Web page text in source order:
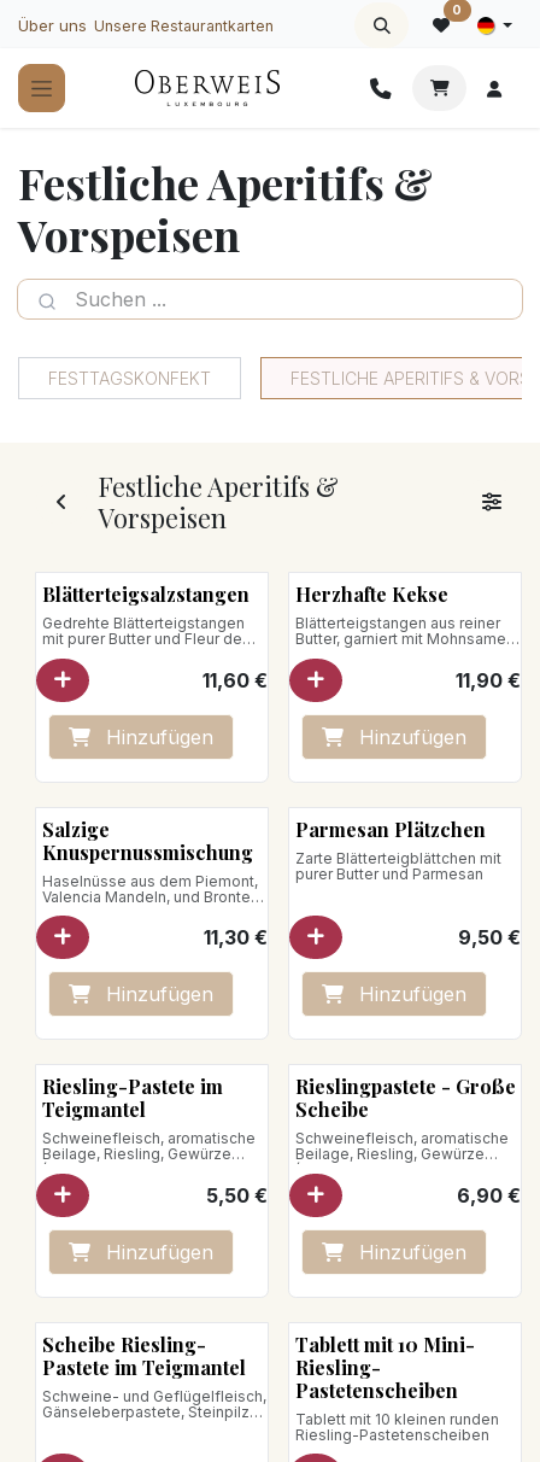
Zum Inhalt springen
Über uns Unsere Restaurantkarten
0
Festliche Aperitifs &
Vorspeisen
FESTTAGSKONFEKT FESTLICHE APERITIFS &
Festliche Aperitifs &
Vorspeisen
Blätterteigsalzstangen
Gedrehte Blätterteigstangen
mit purer Butter und Fleur de
Sel
11,60€
Hinzufügen
Herzhafte Kekse
Blätterteigstangen aus reiner
Butter, garniert mit Mohnsamen,
Sesam, provenzalischen
Kräutern und Gruyère
11,90€
Hinzufügen
Salzige
Knuspernussmischung
Haselnüsse aus dem Piemont,
Valencia Mandeln, und Bronte-
Sizilien Pistazien, geröstet und
gesalzen
veganes Produkt
11,30€
Hinzufügen
Parmesan Plätzchen
Zarte Blätterteigblättchen mit
purer Butter und Parmesan
9,50€
Hinzufügen
Riesling-Pastete im
Teigmantel
Schweinefleisch, aromatische
Beilage, Riesling, Gewürze
(Basilikum, Cayennepfeffer,
Majoran, Muskatnuss)
5,50€
Hinzufügen
Rieslingpastete - Große
Scheibe
Schweinefleisch, aromatische
Beilage, Riesling, Gewürze
(Basilikum, Cayennepfeffer,
Majoran, Muskatnuss)
6,90€
Hinzufügen
Scheibe Riesling-
Pastete im Teigmantel
Schweine- und Geflügelfleisch,
Gänseleberpastete, Steinpilze,
Tablett mit 10 Mini-
Riesling-
Pastetenscheiben
Tablett mit 10 kleinen runden
Riesling-Pastetenscheiben